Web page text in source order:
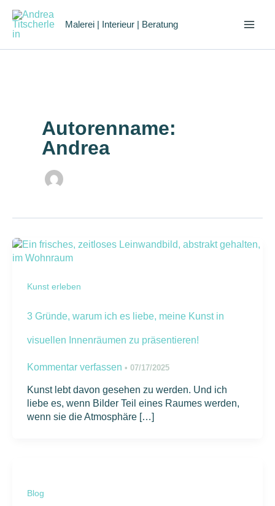
Inhalt
springen
Malerei | Interieur | Beratung
Autorenname:
Andrea
Kunst erleben
3 Gründe, warum ich es liebe, meine Kunst in
visuellen Innenräumen zu präsentieren!
Kommentar verfassen • 07/17/2025
Kunst lebt davon gesehen zu werden. Und ich
liebe es, wenn Bilder Teil eines Raumes werden,
wenn sie die Atmosphäre […]
Blog